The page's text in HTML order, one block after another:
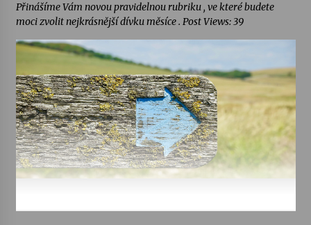
Přinášíme Vám novou pravidelnou rubriku , ve které budete
moci zvolit nejkrásnější dívku měsíce . Post Views: 39